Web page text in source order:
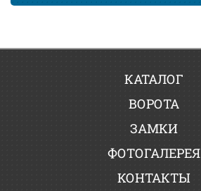
КАТАЛОГ
ВОРОТА
ЗАМКИ
ФОТОГАЛЕРЕЯ
КОНТАКТЫ